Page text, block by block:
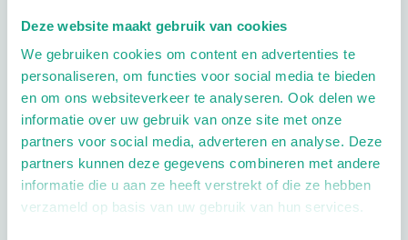
Deze website maakt gebruik van cookies
We gebruiken cookies om content en advertenties te
personaliseren, om functies voor social media te bieden
en om ons websiteverkeer te analyseren. Ook delen we
informatie over uw gebruik van onze site met onze
partners voor social media, adverteren en analyse. Deze
partners kunnen deze gegevens combineren met andere
informatie die u aan ze heeft verstrekt of die ze hebben
verzameld op basis van uw gebruik van hun services.
Extra opties
Openingstijden